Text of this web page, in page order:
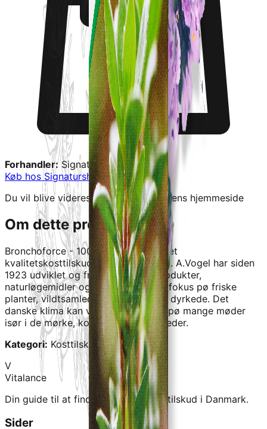
Forhandler: Signaturshop
Køb hosSignaturshop→
Du vil blive videresendt til forhandlerens hjemmeside
Om dette produkt
Bronchoforce - 100ML - A. Vogeler et
kvalitetskosttilskud fra Signaturshop. A.Vogel har siden
1923 udviklet og fremstillet helseprodukter,
naturløgemidler og kosttilskud med fokus pø friske
planter, vildtsamlede eller økologisk dyrkede. Det
danske klima kan vøre udfordrende pø mange møder
isør i de mørke, kolde og vøde møneder.
Kategori: Kosttilskud
V
Vitalance
Din guide til at finde de bedste kosttilskud i Danmark.
Sider